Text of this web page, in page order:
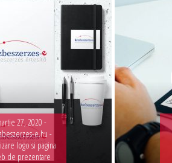
27, 2020 -
e.hu -
logo si pagina
de prezentare